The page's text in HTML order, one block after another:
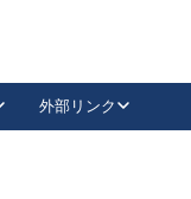
外部リンク